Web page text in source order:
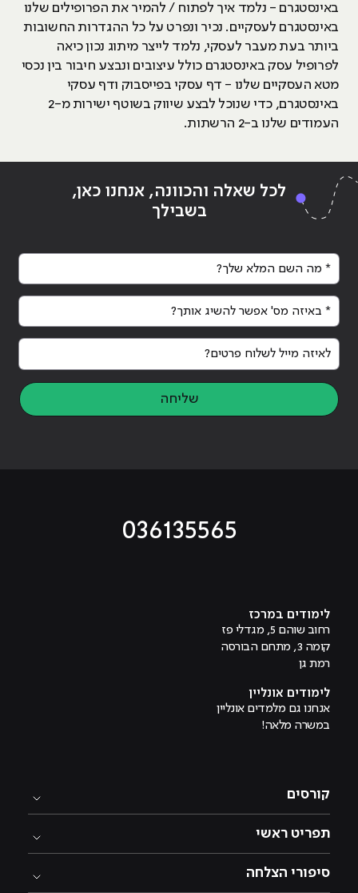
באינסטגרם - נלמד איך לפתוח / להמיר את הפרופילים שלנו
באינסטגרם לעסקיים. נכיר ונפרט על כל ההגדרות החשובות
ביותר בעת מעבר לעסקי, נלמד לייצר מיתוג נכון כיאה
לפרופיל עסק באינסטגרם כולל עיצובים ונבצע חיבור בין נכסי
מטא העסקיים שלנו - דף עסקי בפייסבוק ודף עסקי
באינסטגרם, כדי שנוכל לבצע שיווק בשוטף ישירות מ-2
העמודים שלנו ב-2 הרשתות.
לכל שאלה והכוונה, אנחנו כאן,
בשבילך
* מה השם המלא שלך?
* באיזה מס' אפשר להשיג אותך?
לאיזה מייל לשלוח פרטים?
שליחה
036135565
לימודים במרכז
רחוב שוהם 5, מגדלי פז
קומה 3, מתחם הבורסה
רמת גן
לימודים אונליין
אנחנו גם מלמדים אונליין
במשרה מלאה!
קורסים
תפריט ראשי
סיפורי הצלחה